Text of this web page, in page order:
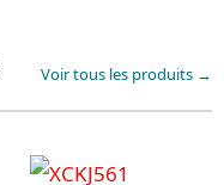
Voir tous les produits →